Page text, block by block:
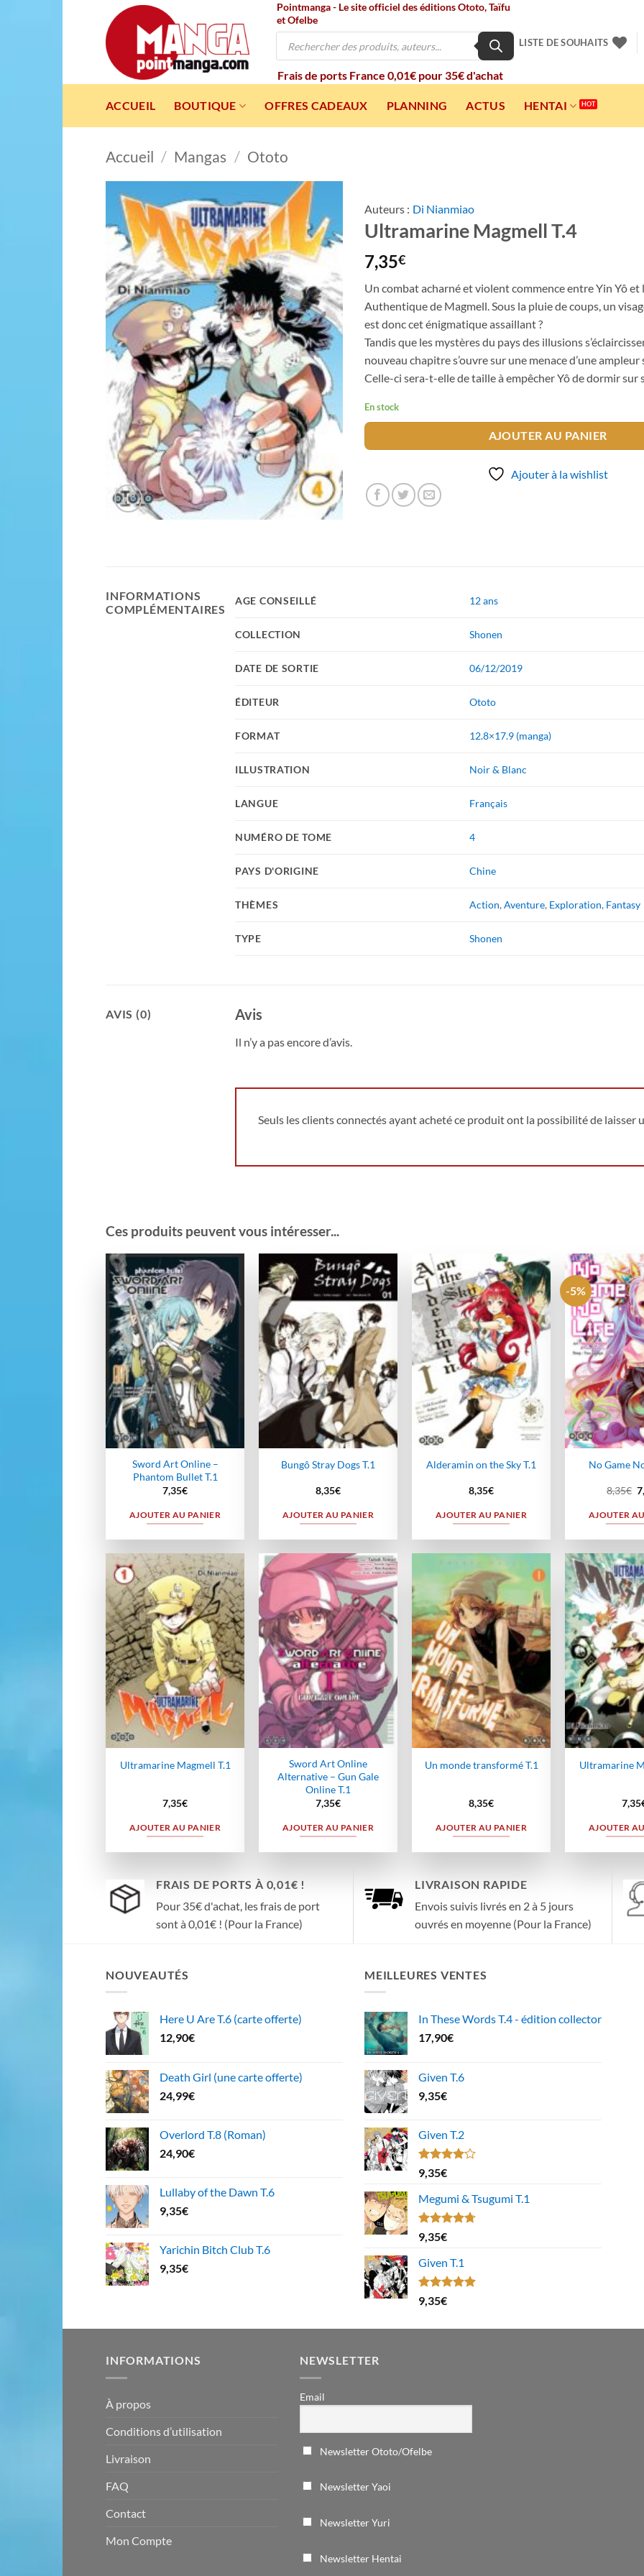
Pointmanga - Le site officiel des éditions Ototo, Taïfu
et Ofelbe
Recherche
Frais de ports France 0,01€ pour 35€ d'achat
LISTE DE SOUHAITS
ACCUEIL BOUTIQUE OFFRES CADEAUX PLANNING ACTUS HENTAI
Accueil / Mangas / Ototo
Ajouter
à la
wishlist
Auteurs : Di Nianmiao
Ultramarine Magmell T.4
7,35€
Un combat acharné et violent commence entre Yin Yô et
Authentique de Magmell. Sous la pluie de coups, un
est donc cet énigmatique assaillant ?
Tandis que les mystères du pays des illusions
nouveau chapitre s’ouvre sur une menace d’une ampleur
Celle-ci sera-t-elle de taille à empêcher Yô de dormir sur
En stock
AJOUTER AU PANIER
Ajouter à la wishlist
INFORMATIONS
COMPLÉMENTAIRES
AGE CONSEILLÉ 12 ans
COLLECTION Shonen
DATE DE SORTIE 06/12/2019
ÉDITEUR Ototo
FORMAT 12.8×17.9 (manga)
ILLUSTRATION Noir & Blanc
LANGUE Français
NUMÉRO DE TOME 4
PAYS D'ORIGINE Chine
THÈMES Action,Aventure, Exploration, Fantasy
TYPE Shonen
AVIS (0) Avis
Il n’y a pas encore d’avis.
Seuls les clients connectés ayant acheté ce produit ont la possibilité de laisser
Ces produits peuvent vous intéresser...
Ajouter
à la
wishlist
Sword Art Online –
Phantom Bullet T.1
7,35€
AJOUTER AU PANIER
Ajouter
à la
wishlist
Bungô Stray Dogs T.1
8,35€
AJOUTER AU PANIER
Ajouter
à la
wishlist
Alderamin on the Sky T.1
8,35€
AJOUTER AU PANIER
-5%
No Game
8,35€
AJOUTER
Ajouter
à la
wishlist
Ultramarine Magmell T.1
7,35€
AJOUTER AU PANIER
Ajouter
à la
wishlist
Sword Art Online
Alternative – Gun Gale
Online T.1
7,35€
AJOUTER AU PANIER
Ajouter
à la
wishlist
Un monde transformé T.1
8,35€
AJOUTER AU PANIER
Ultramarine
7,35
AJOUTER
FRAIS DE PORTS À 0,01€ !
Pour 35€ d'achat, les frais de port
sont à 0,01€ ! (Pour la France)
LIVRAISON RAPIDE
Envois suivis livrés en 2 à 5 jours
ouvrés en moyenne (Pour la France)
NOUVEAUTÉS
Here U Are T.6 (carte offerte)
12,90€
Death Girl (une carte offerte)
24,99€
Overlord T.8 (Roman)
24,90€
Lullaby of the Dawn T.6
9,35€
Yarichin Bitch Club T.6
9,35€
MEILLEURES VENTES
In These Words T.4 - édition collector
17,90€
Given T.6
9,35€
Given T.2
Note
4.00
5
9,35€
Megumi & Tsugumi T.1
Note4.67
sur 5
9,35€
Given T.1
Note5.00
sur 5
9,35€
INFORMATIONS
À propos
Conditions d’utilisation
Livraison
FAQ
Contact
Mon Compte
NEWSLETTER
Email
Newsletter Ototo/Ofelbe
Newsletter Yaoi
Newsletter Yuri
Newsletter Hentai